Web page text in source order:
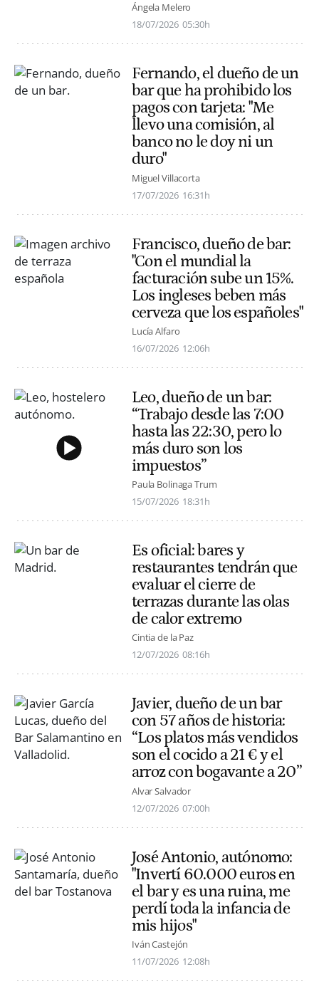
Ángela Melero
18/07/2026 05:30h
Fernando, el dueño de un
bar que ha prohibido los
pagos con tarjeta: "Me
llevo una comisión, al
banco no le doy ni un
duro"
Miguel Villacorta
17/07/2026 16:31h
Francisco, dueño de bar:
"Con el mundial la
facturación sube un 15%.
Los ingleses beben más
cerveza que los españoles"
Lucía Alfaro
16/07/2026 12:06h
Leo, dueño de un bar:
“Trabajo desde las 7:00
hasta las 22:30, pero lo
más duro son los
impuestos”
Paula Bolinaga Trum
15/07/2026 18:31h
Es oficial: bares y
restaurantes tendrán que
evaluar el cierre de
terrazas durante las olas
de calor extremo
Cintia de la Paz
12/07/2026 08:16h
Javier, dueño de un bar
con 57 años de historia:
“Los platos más vendidos
son el cocido a 21 € y el
arroz con bogavante a 20”
Alvar Salvador
12/07/2026 07:00h
José Antonio, autónomo:
"Invertí 60.000 euros en
el bar y es una ruina, me
perdí toda la infancia de
mis hijos"
Iván Castejón
11/07/2026 12:08h